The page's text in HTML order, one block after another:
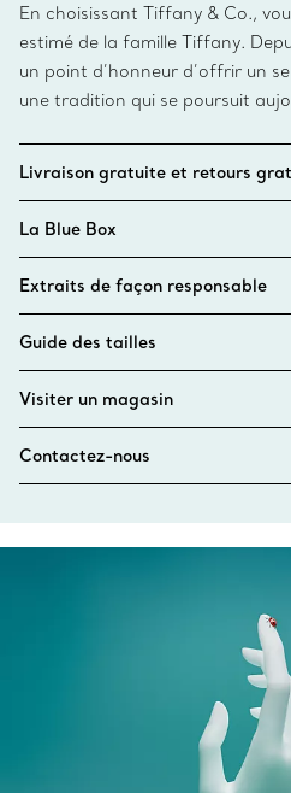
En choisissant Tiffany & Co.,
estimé de la famille Tiffany.
un point d’honneur d’offrir un
une tradition qui se poursuit
Livraison gratuite et retours
La Blue Box
Extraits de façon responsable
Guide des tailles
Visiter un magasin
Contactez-nous